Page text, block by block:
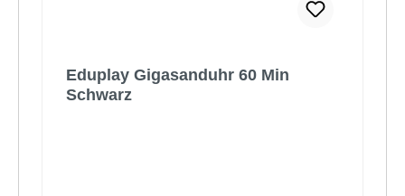
Eduplay Gigasanduhr 60 Min
Schwarz